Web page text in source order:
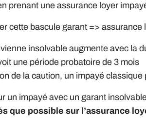
prenant une assurance loyer
cette bascule garant => assurance
insolvable augmente avec la
une période probatoire de 3 mois
de la caution, un impayé
un impayé avec un garant
que possible sur l’assurance